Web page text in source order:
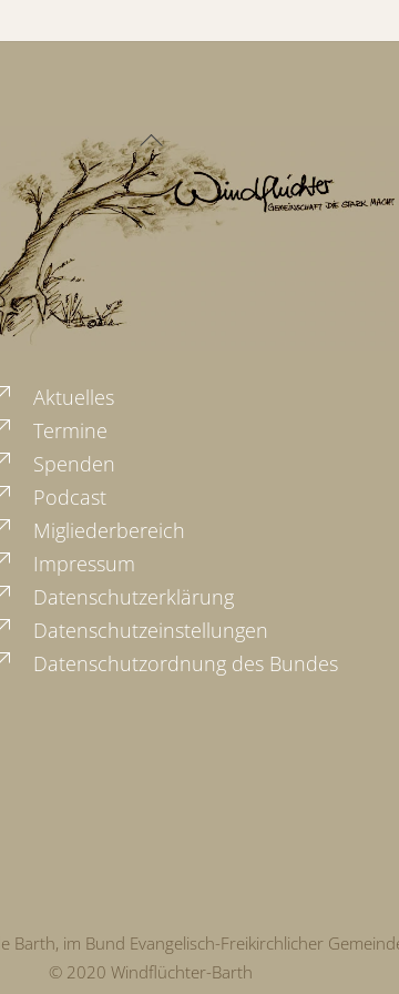
Back
To
Top
Aktuelles
Termine
Spenden
Podcast
Migliederbereich
Impressum
Datenschutzerklärung
Datenschutzeinstellungen
Datenschutzordnung des Bundes
Barth, im Bund Evangelisch-Freikirchlicher
© 2020 Windflüchter-Barth